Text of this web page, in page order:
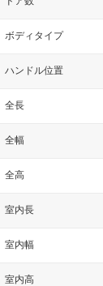
ボディタイプ
ハンドル位置
全長
全幅
全高
室内長
室内幅
室内高